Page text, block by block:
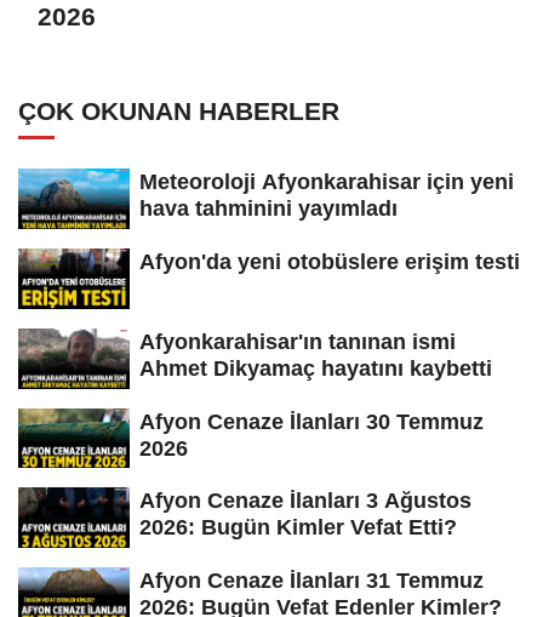
2026
ÇOK OKUNAN HABERLER
Meteoroloji Afyonkarahisar için yeni
hava tahminini yayımladı
Afyon'da yeni otobüslere erişim testi
Afyonkarahisar'ın tanınan ismi
Ahmet Dikyamaç hayatını kaybetti
Afyon Cenaze İlanları 30 Temmuz
2026
Afyon Cenaze İlanları 3 Ağustos
2026: Bugün Kimler Vefat Etti?
Afyon Cenaze İlanları 31 Temmuz
2026: Bugün Vefat Edenler Kimler?